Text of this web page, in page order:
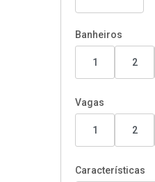
Banheiros
1 2
Vagas
1 2
Características